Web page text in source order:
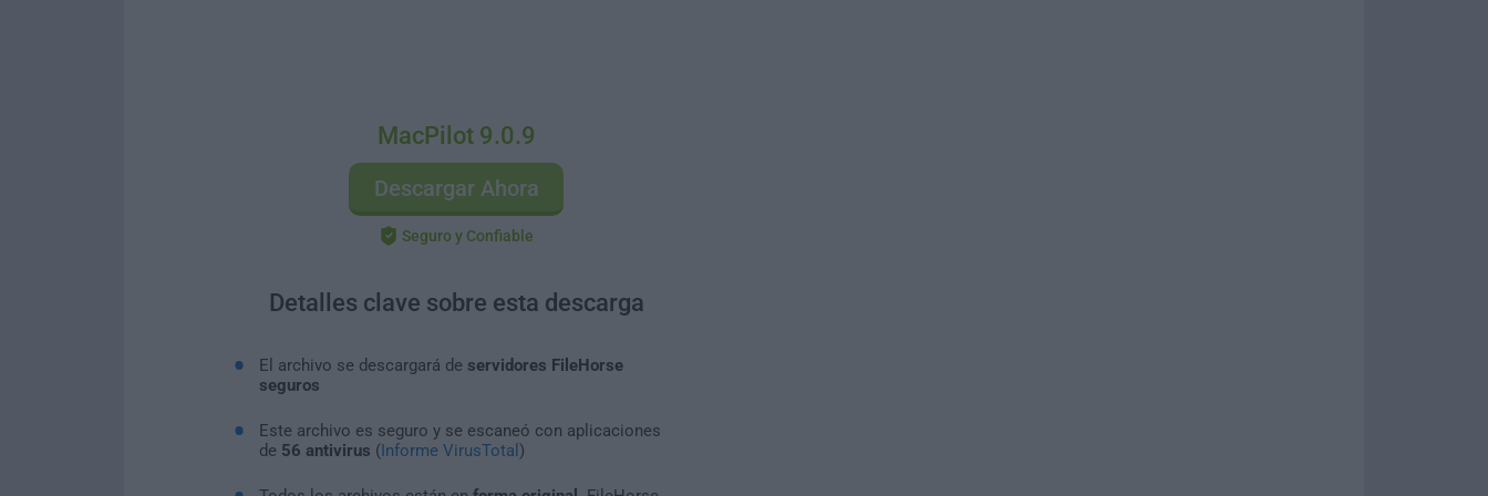
MacPilot 9.0.9
Descargar Ahora
Seguro y Confiable
Detalles clave sobre esta descarga
El archivo se descargará de servidores FileHorse
seguros
Este archivo es seguro y se escaneó con aplicaciones
de 56 antivirus (Informe VirusTotal )